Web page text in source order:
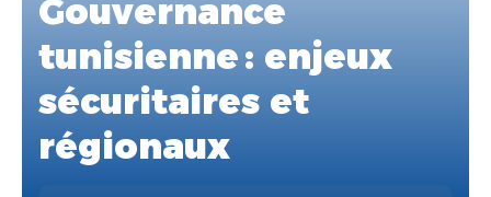
Gouvernance
tunisienne : enjeux
sécuritaires et
régionaux